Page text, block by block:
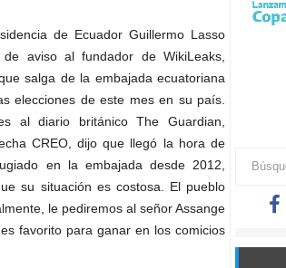
de Ecuador Guillermo Lasso
aviso al fundador de WikiLeaks,
salga de la embajada ecuatoriana
elecciones de este mes en su país.
al diario británico The Guardian,
CREO, dijo que llegó la hora de
en la embajada desde 2012,
su situación es costosa. El pueblo
le pediremos al señor Assange
favorito para ganar en los comicios